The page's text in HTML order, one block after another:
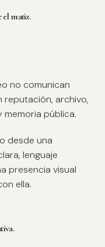
el matiz.
no comunican
reputación, archivo,
pública.
desde una
lenguaje
presencia visual
ella.